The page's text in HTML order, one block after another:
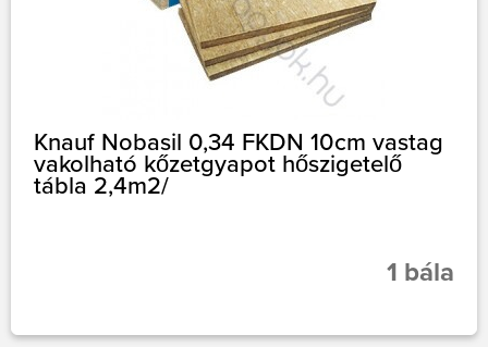
Knauf Nobasil 0,34 FKDN 10cm vastag
vakolható kőzetgyapot hőszigetelő
tábla 2,4m2/
1 bála